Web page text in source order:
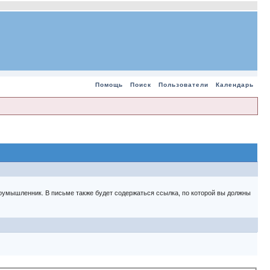
Помощь Поиск Пользователи Календарь
В письме также будет содержаться ссылка, по которой вы должны